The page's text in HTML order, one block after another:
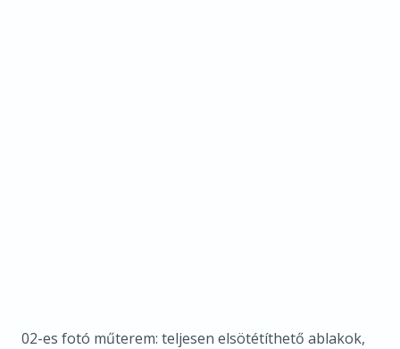
02-es fotó műterem: teljesen elsötétíthető ablakok,